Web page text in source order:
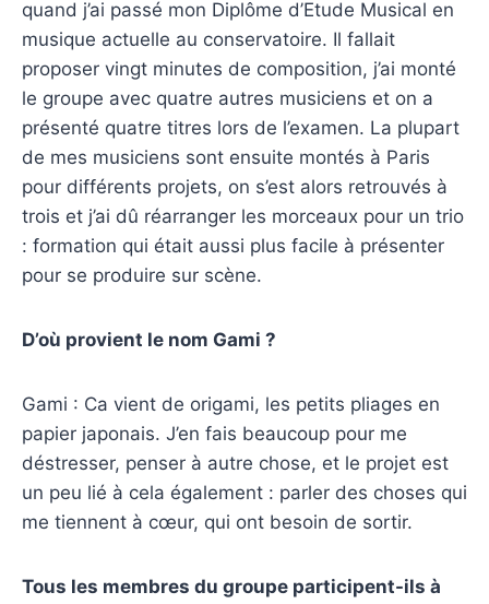
quand j’ai passé mon Diplôme d’Etude Musical en
musique actuelle au conservatoire. Il fallait
proposer vingt minutes de composition, j’ai monté
le groupe avec quatre autres musiciens et on a
présenté quatre titres lors de l’examen. La plupart
de mes musiciens sont ensuite montés à Paris
pour différents projets, on s’est alors retrouvés à
trois et j’ai dû réarranger les morceaux pour un trio
: formation qui était aussi plus facile à présenter
pour se produire sur scène.
D’où provient le nom Gami ?
Gami : Ca vient de origami, les petits pliages en
papier japonais. J’en fais beaucoup pour me
déstresser, penser à autre chose, et le projet est
un peu lié à cela également : parler des choses qui
me tiennent à cœur, qui ont besoin de sortir.
Tous les membres du groupe participent-ils à